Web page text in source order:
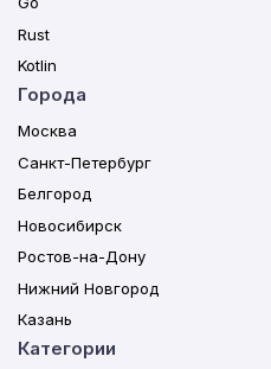
Rust
Kotlin
Города
Москва
Санкт-Петербург
Белгород
Новосибирск
Ростов-на-Дону
Нижний Новгород
Казань
Категории